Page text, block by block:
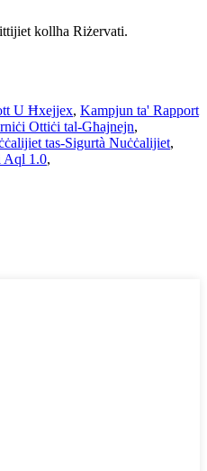
kollha Riżervati.
U Ħxejjex, Kampjun ta' Rapport
Ottiċi tal-Għajnejn,
tas-Sigurtà Nuċċalijiet,
Aql 1.0,